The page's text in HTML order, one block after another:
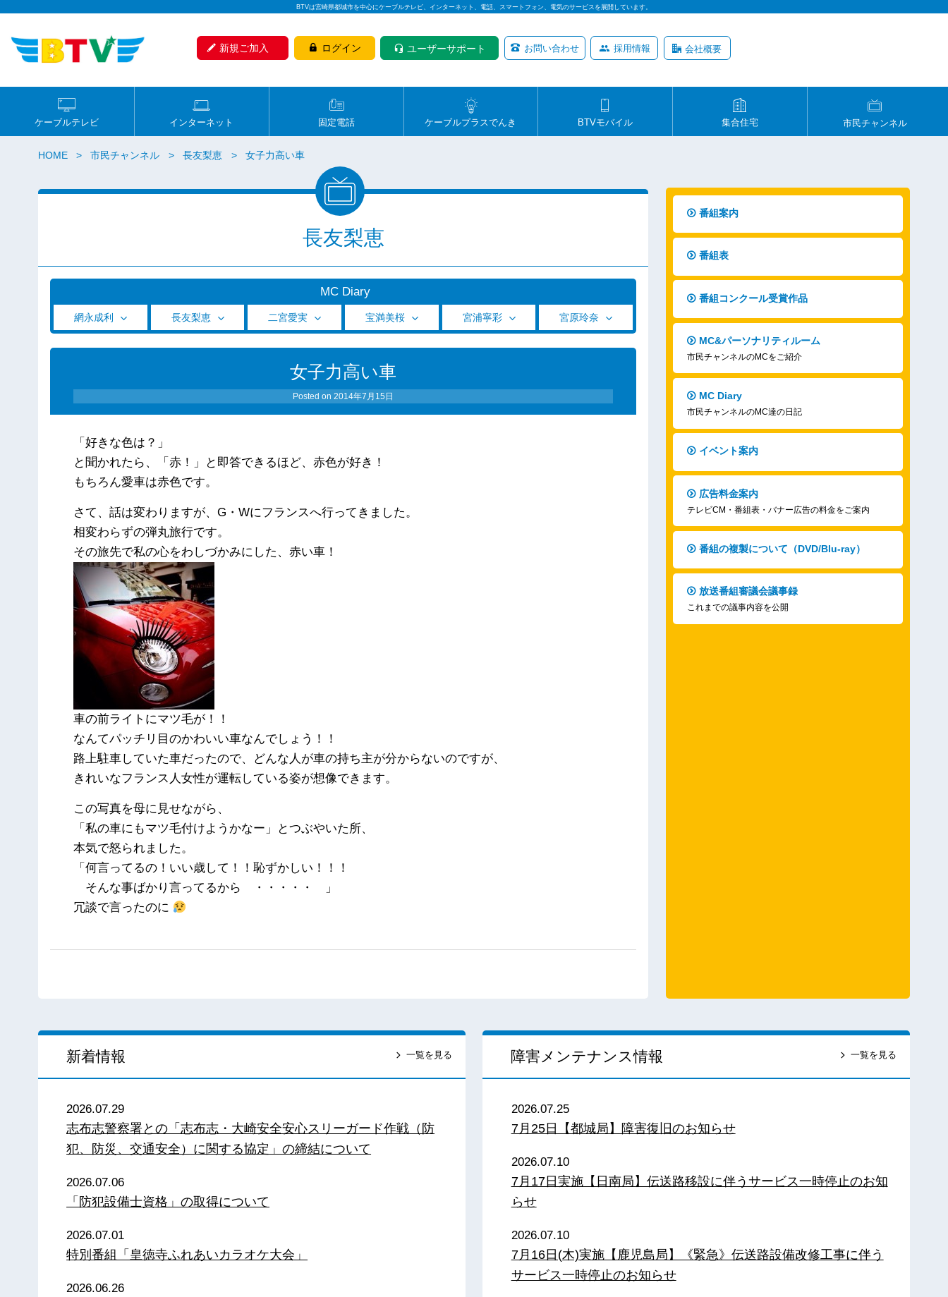
BTVは宮崎県都城市を中心にケーブルテレビ、インターネット、電話、スマートフォン、電気のサービスを展開しています。
新規ご加入 ログイン ユーザーサポート お問い合わせ 採用情報 会社概要
ケーブルテレビ インターネット 固定電話 ケーブルプラスでんき BTVモバイル 集合住宅 市民チャンネル
HOME 市民チャンネル 長友梨恵 女子力高い車
長友梨恵
MC Diary
網永成利 長友梨恵 二宮愛実 宝満美桜 宮浦寧彩 宮原玲奈
女子力高い車
Posted on2014年7月15日
「好きな色は？」
と聞かれたら、「赤！」と即答できるほど、赤色が好き！
もちろん愛車は赤色です。
さて、話は変わりますが、G・Wにフランスへ行ってきました。
相変わらずの弾丸旅行です。
その旅先で私の心をわしづかみにした、赤い車！
車の前ライトにマツ毛が！！
なんてパッチリ目のかわいい車なんでしょう！！
路上駐車していた車だったので、どんな人が車の持ち主が分からないのですが、
きれいなフランス人女性が運転している姿が想像できます。
この写真を母に見せながら、
「私の車にもマツ毛付けようかなー」とつぶやいた所、
本気で怒られました。
「何言ってるの！いい歳して！！恥ずかしい！！！
そんな事ばかり言ってるから ・・・・・ 」
冗談で言ったのに
番組案内
番組表
番組コンクール受賞作品
MC&パーソナリティルーム
市民チャンネルのMCをご紹介
MC Diary
市民チャンネルのMC達の日記
イベント案内
広告料金案内
テレビCM・番組表・バナー広告の料金をご案内
番組の複製について（DVD/Blu-ray）
放送番組審議会議事録
これまでの議事内容を公開
新着情報 一覧を見る
2026.07.29
志布志警察署との「志布志・大崎安全安心スリーガード作戦（防
犯、防災、交通安全）に関する協定」の締結について
2026.07.06
「防犯設備士資格」の取得について
2026.07.01
特別番組「皇徳寺ふれあいカラオケ大会」
2026.06.26
障害メンテナンス情報 一覧を見る
2026.07.25
7月25日【都城局】障害復旧のお知らせ
2026.07.10
7月17日実施【日南局】伝送路移設に伴うサービス一時停止のお知
らせ
2026.07.10
7月16日(木)実施【鹿児島局】《緊急》伝送路設備改修工事に伴う
サービス一時停止のお知らせ